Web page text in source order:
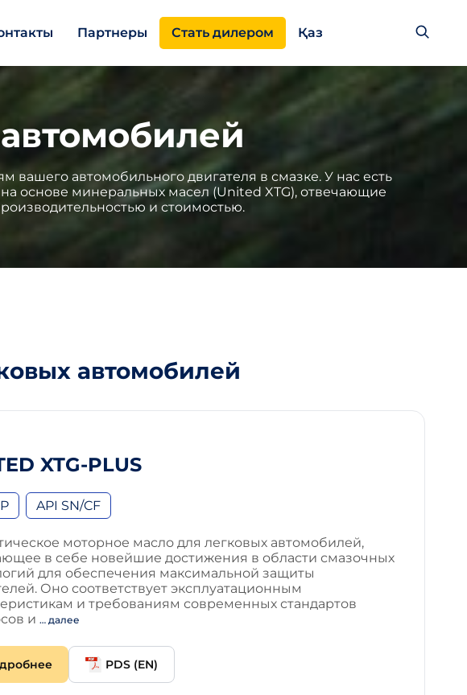
Партнеры Стать дилером Қаз
автомобильного двигателя в смазке. У нас есть
основе минеральных масел (United XTG), отвечающие
и стоимостью.
автомобилей
XTG-PLUS
API SN/CF
моторное масло для легковых автомобилей,
в себе новейшие достижения в области смазочных
для обеспечения максимальной защиты
Оно соответствует эксплуатационным
и требованиям современных стандартов
и… далее
PDS (EN)